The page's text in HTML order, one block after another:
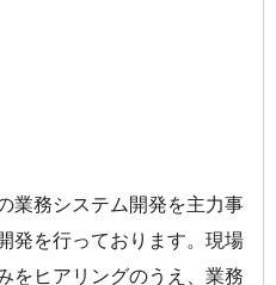
業務システム開発を主力事
発を行っております。現場
をヒアリングのうえ、業務